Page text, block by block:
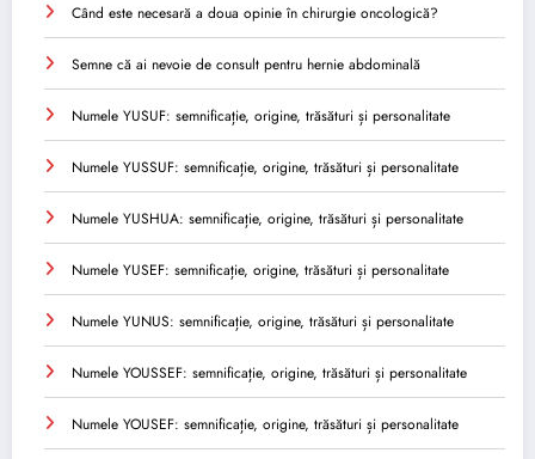
Când este necesară a doua opinie în chirurgie oncologică?
Semne că ai nevoie de consult pentru hernie abdominală
Numele YUSUF: semnificație, origine, trăsături și personalitate
Numele YUSSUF: semnificație, origine, trăsături și personalitate
Numele YUSHUA: semnificație, origine, trăsături și personalitate
Numele YUSEF: semnificație, origine, trăsături și personalitate
Numele YUNUS: semnificație, origine, trăsături și personalitate
Numele YOUSSEF: semnificație, origine, trăsături și personalitate
Numele YOUSEF: semnificație, origine, trăsături și personalitate